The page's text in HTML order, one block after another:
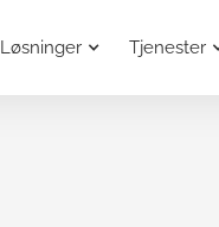
Løsninger Tjenester